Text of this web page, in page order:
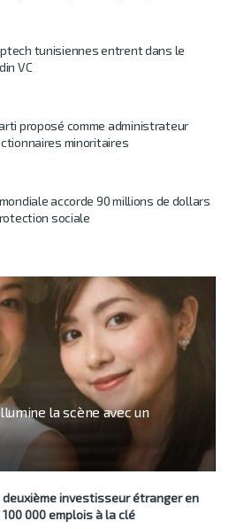
tunisiennes entrent dans le
VC
proposé comme administrateur
minoritaires
accorde 90 millions de dollars
sociale
la scène avec un
deuxième investisseur étranger en
000 emplois à la clé